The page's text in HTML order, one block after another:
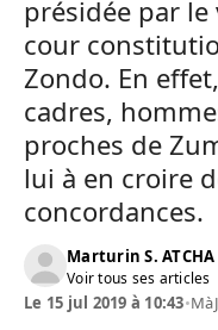
présidée par
cour
Zondo. En
cadres,
proches de
lui à en croire
concordances.
Marturin S. ATCHA
Voir tous ses articles
Le 15 jul 2019 à 10:43•